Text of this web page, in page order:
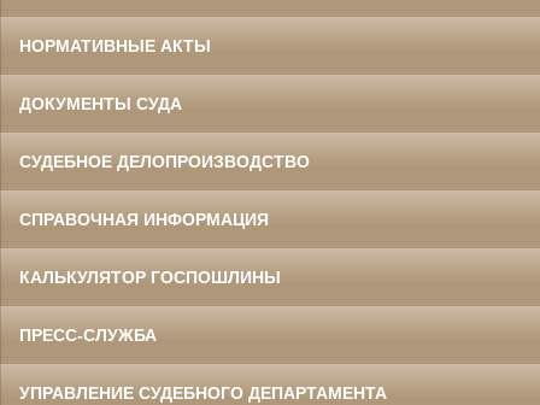
НОРМАТИВНЫЕ АКТЫ
ДОКУМЕНТЫ СУДА
СУДЕБНОЕ ДЕЛОПРОИЗВОДСТВО
СПРАВОЧНАЯ ИНФОРМАЦИЯ
КАЛЬКУЛЯТОР ГОСПОШЛИНЫ
ПРЕСС-СЛУЖБА
УПРАВЛЕНИЕ СУДЕБНОГО ДЕПАРТАМЕНТА